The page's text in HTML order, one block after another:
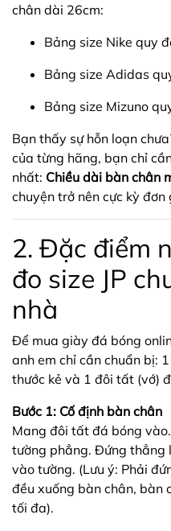
chân dài 26cm:
Bảng size Nike quy
Bảng size Adidas
Bảng size Mizuno
Bạn thấy sự hỗn loạn
của từng hãng, bạn chỉ
nhất: Chiều dài bàn chân
chuyện trở nên cực kỳ đơn
2. Đặc điểm
đo size JP
nhà
Để mua giày đá bóng
anh em chỉ cần chuẩn bị:
thước kẻ và 1 đôi tất (vớ)
Bước 1: Cố định bàn chân
Mang đôi tất đá bóng
tường phẳng. Đứng thẳng
vào tường. (Lưu ý: Phải
đều xuống bàn chân, bàn
tối đa).